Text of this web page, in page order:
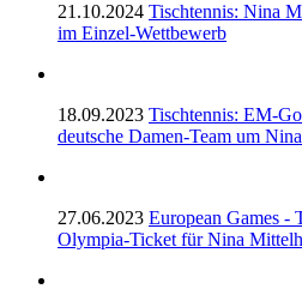
21.10.2024 Tischtennis: Nina
im Einzel-Wettbewerb
18.09.2023 Tischtennis: EM-
deutsche Damen-Team um
27.06.2023 European Games -
Olympia-Ticket für Nina